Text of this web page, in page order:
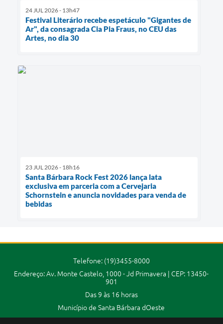
24 JUL 2026 - 13h47
Festival Literário recebe espetáculo "Gigantes de
Ar", da consagrada Cia Pia Fraus, no CEU das
Artes, no dia 30
23 JUL 2026 - 18h16
Santa Bárbara Rock Fest 2026 lança lata
exclusiva em parceria com a Cervejaria
Schornstein e anuncia novidades para venda de
bebidas
Telefone: (19)3455-8000
Endereço: Av. Monte Castelo, 1000 - Jd Primavera | CEP: 13450-
901
Das 9 às 16 horas
Município de Santa Bárbara dOeste